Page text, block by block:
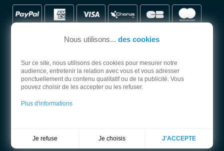
Nous utilisons... des cookies
Sur ce site, nous utilisons des cookies pour mesurer notre
audience, entretenir la relation avec vous et vous adresser
ponctuellement du contenu qualitatif ou de la publicité. Vous
pouvez choisir de les accepter ou les refuser.
Plus d'informations
Je refuse Je choisis J'ACCEPTE
PARTENAIRE OFFICIEL